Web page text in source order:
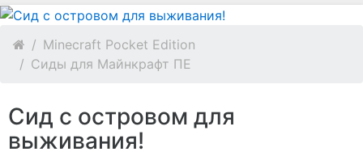
Minecraft Pocket Edition
Сиды для Майнкрафт ПЕ
Сид с островом для
выживания!